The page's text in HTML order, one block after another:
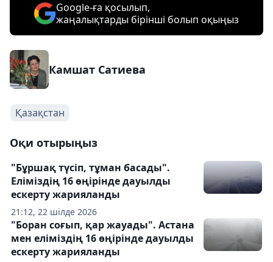
Google-ға қосылып,
жаңалықтарды бірінші болып оқыңыз
Камшат Сатиева
Қазақстан
Оқи отырыңыз
21:12, 22 шілде 2026
"Бұршақ түсіп, тұман басады".
Еліміздің 16 өңірінде дауылды
ескерту жарияланды
"Боран соғып, қар жауады". Астана
мен еліміздің 16 өңірінде дауылды
ескерту жарияланды